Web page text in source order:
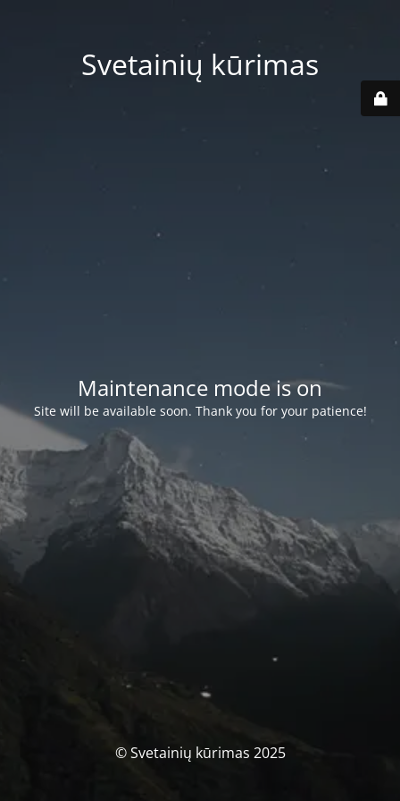
Svetainių kūrimas
Maintenance mode is on
Site will be available soon. Thank you for your patience!
© Svetainių kūrimas 2025